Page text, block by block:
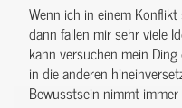
Wenn ich in einem
dann fallen mir sehr viele
kann versuchen mein
in die anderen
Bewusstsein nimmt